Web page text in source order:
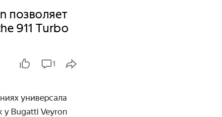
позволяет
911 Turbo
1
универсала
у Bugatti Veyron